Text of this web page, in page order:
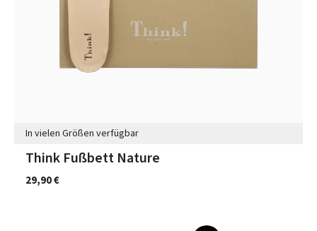
In vielen Größen verfügbar
Think Fußbett Nature
29,90 €